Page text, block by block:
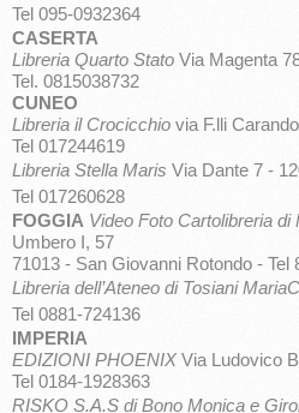
Tel 095-0932364
CASERTA
Libreria Quarto Stato Via Magenta
Tel. 0815038732
CUNEO
Libreria il Crocicchio via F.lli
Tel 017244619
Libreria Stella Maris Via Dante 7 -
Tel 017260628
FOGGIA Video Foto Cartolibreria di
Umbero I, 57
71013 - San Giovanni Rotondo - Tel
Libreria dell’Ateneo di Tosiani MariaC
Tel 0881-724136
IMPERIA
EDIZIONI PHOENIX Via Ludovico
Tel 0184-1928363
RISKO S.A.S di Bono Monica e